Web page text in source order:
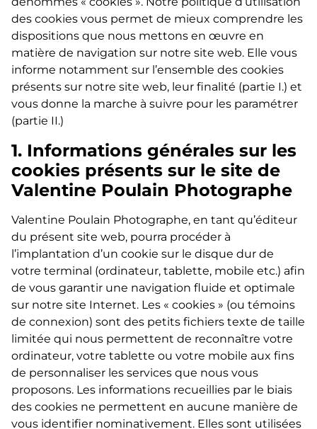
des cookies vous permet de mieux comprendre les
dispositions que nous mettons en œuvre en
matière de navigation sur notre site web. Elle vous
informe notamment sur l’ensemble des cookies
présents sur notre site web, leur finalité (partie I.) et
vous donne la marche à suivre pour les paramétrer
(partie II.)
1. Informations générales sur les
cookies présents sur le site de
Valentine Poulain Photographe
Valentine Poulain Photographe, en tant qu’éditeur
du présent site web, pourra procéder à
l’implantation d’un cookie sur le disque dur de
votre terminal (ordinateur, tablette, mobile etc.) afin
de vous garantir une navigation fluide et optimale
sur notre site Internet. Les « cookies » (ou témoins
de connexion) sont des petits fichiers texte de taille
limitée qui nous permettent de reconnaître votre
ordinateur, votre tablette ou votre mobile aux fins
de personnaliser les services que nous vous
proposons. Les informations recueillies par le biais
des cookies ne permettent en aucune manière de
vous identifier nominativement. Elles sont utilisées